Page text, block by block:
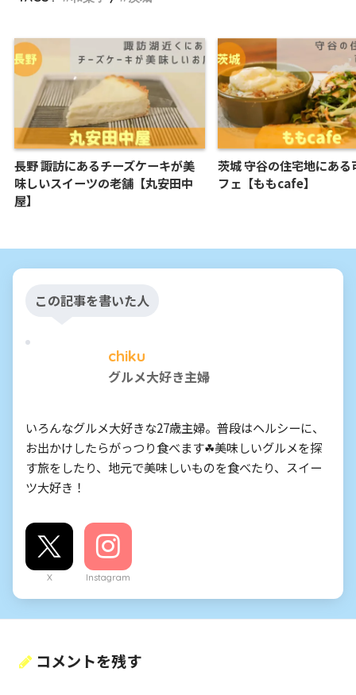
長野 諏訪にあるチーズケーキが美
味しいスイーツの老舗【丸安田中
屋】
茨城 守谷の住宅地にある
フェ【ももcafe】
この記事を書いた人
chiku
グルメ大好き主婦
いろんなグルメ大好きな27歳主婦。普段はヘルシーに、
お出かけしたらがっつり食べます☘美味しいグルメを探
す旅をしたり、地元で美味しいものを食べたり、スイー
ツ大好き！
X Instagram
コメントを残す